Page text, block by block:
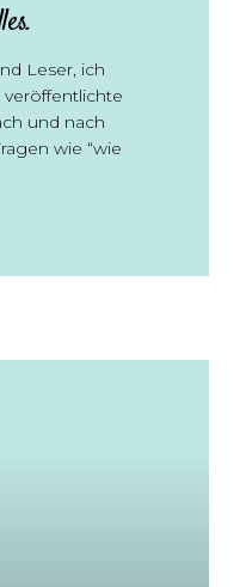
Leser, ich
und nach
wie “wie